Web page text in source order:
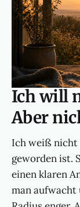
Ich will
Aber
Ich weiß nicht
geworden ist.
einen klaren
man